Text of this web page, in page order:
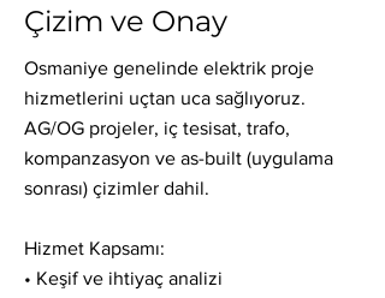
Çizim ve Onay
Osmaniye genelinde elektrik proje
hizmetlerini uçtan uca sağlıyoruz.
AG/OG projeler, iç tesisat, trafo,
kompanzasyon ve as-built (uygulama
sonrası) çizimler dahil.
Hizmet Kapsamı:
• Keşif ve ihtiyaç analizi